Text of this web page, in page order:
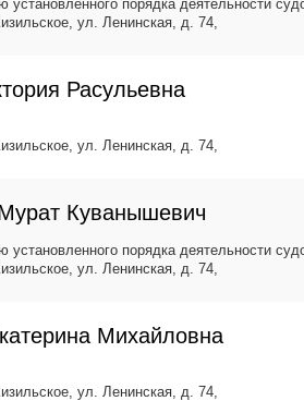
порядка деятельности
ул. Ленинская, д. 74,
Расульевна
ул. Ленинская, д. 74,
Куванышевич
порядка деятельности
ул. Ленинская, д. 74,
Михайловна
ул. Ленинская, д. 74,